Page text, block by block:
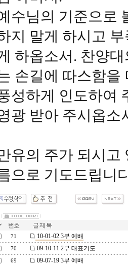
수님의 기준으로
지 말게 하시고
하옵소서. 찬양
손길에 따스함을
성하게 인도하여
광 받아 주시옵소
유의 주가 되시고
으로 기도드립니
번호 글 제 목
71 10-01-02 3부 예배
70 09-10-11 2부 대표기도
69 09-07-19 3부 예배